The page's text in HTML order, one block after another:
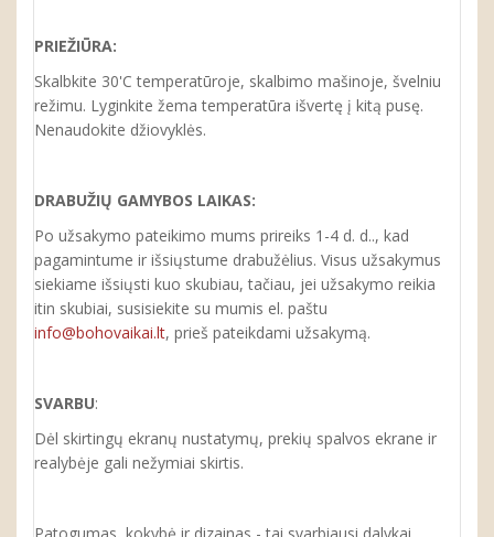
PRIEŽIŪRA:
Skalbkite 30'C temperatūroje, skalbimo mašinoje, švelniu
režimu. Lyginkite žema temperatūra išvertę į kitą pusę.
Nenaudokite džiovyklės.
DRABUŽIŲ GAMYBOS LAIKAS:
Po užsakymo pateikimo mums prireiks 1-4 d. d.., kad
pagamintume ir išsiųstume drabužėlius. Visus užsakymus
siekiame išsiųsti kuo skubiau, tačiau, jei užsakymo reikia
itin skubiai, susisiekite su mumis el. paštu
info@bohovaikai.lt, prieš pateikdami užsakymą.
SVARBU:
Dėl skirtingų ekranų nustatymų, prekių spalvos ekrane ir
realybėje gali nežymiai skirtis.